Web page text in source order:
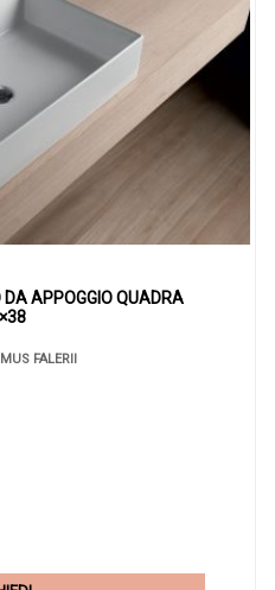
DA APPOGGIO QUADRA
FALERII